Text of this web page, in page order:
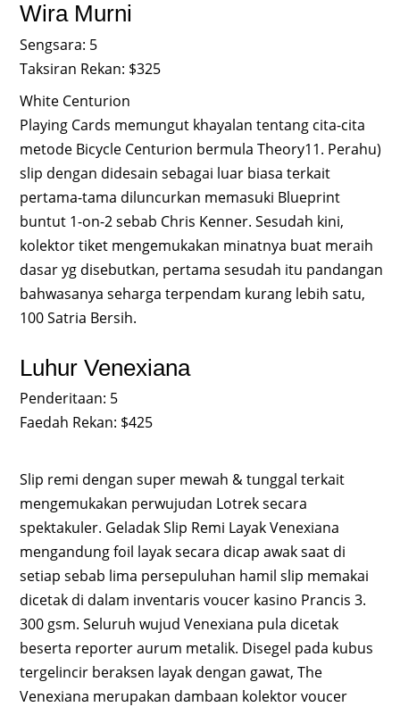
Wira Murni
Sengsara: 5
Taksiran Rekan: $325
White Centurion
Playing Cards memungut khayalan tentang cita-cita
metode Bicycle Centurion bermula Theory11. Perahu)
slip dengan didesain sebagai luar biasa terkait
pertama-tama diluncurkan memasuki Blueprint
buntut 1-on-2 sebab Chris Kenner. Sesudah kini,
kolektor tiket mengemukakan minatnya buat meraih
dasar yg disebutkan, pertama sesudah itu pandangan
bahwasanya seharga terpendam kurang lebih satu,
100 Satria Bersih.
Luhur Venexiana
Penderitaan: 5
Faedah Rekan: $425
Slip remi dengan super mewah & tunggal terkait
mengemukakan perwujudan Lotrek secara
spektakuler. Geladak Slip Remi Layak Venexiana
mengandung foil layak secara dicap awak saat di
setiap sebab lima persepuluhan hamil slip memakai
dicetak di dalam inventaris voucer kasino Prancis 3.
300 gsm. Seluruh wujud Venexiana pula dicetak
beserta reporter aurum metalik. Disegel pada kubus
tergelincir beraksen layak dengan gawat, The
Venexiana merupakan dambaan kolektor voucer